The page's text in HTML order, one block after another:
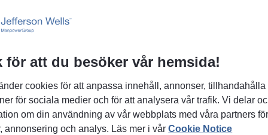
, med säte på Evenemangsgatan 21, 169 79 Solna, Stockholm,
och bestämmer vilka personuppgifter som måste samlas in
för insamlingen av personuppgifter. Dessutom kan
av dotterbolag till den personuppgiftsansvarige, som anges
”ManpowerGroup” eller ”vi”).
gällernär ManpowerGroup behandlar personuppgifter
för att du besöker vår hemsida!
cookies för att anpassa innehåll, annonser, tillhandahålla
för sociala medier och för att analysera vår trafik. Vi delar
om din användning av vår webbplats med våra partners
annonsering och analys. Läs mer i vårCookie Notice